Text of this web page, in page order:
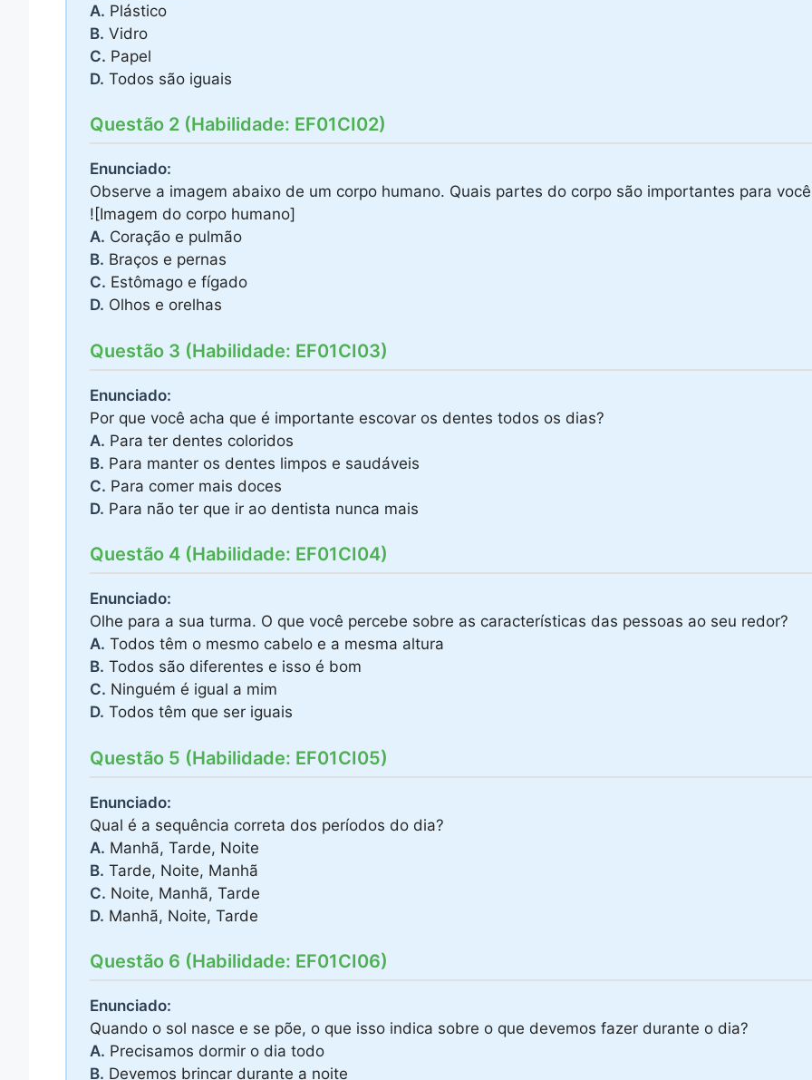
A. Plástico
B. Vidro
C. Papel
D. Todos são iguais
Questão 2 (Habilidade: EF01CI02)
Enunciado:
Observe a imagem abaixo de um corpo humano. Quais partes do corpo são importantes para
![Imagem do corpo humano]
A. Coração e pulmão
B. Braços e pernas
C. Estômago e fígado
D. Olhos e orelhas
Questão 3 (Habilidade: EF01CI03)
Enunciado:
Por que você acha que é importante escovar os dentes todos os dias?
A. Para ter dentes coloridos
B. Para manter os dentes limpos e saudáveis
C. Para comer mais doces
D. Para não ter que ir ao dentista nunca mais
Questão 4 (Habilidade: EF01CI04)
Enunciado:
Olhe para a sua turma. O que você percebe sobre as características das pessoas ao seu redor?
A. Todos têm o mesmo cabelo e a mesma altura
B. Todos são diferentes e isso é bom
C. Ninguém é igual a mim
D. Todos têm que ser iguais
Questão 5 (Habilidade: EF01CI05)
Enunciado:
Qual é a sequência correta dos períodos do dia?
A. Manhã, Tarde, Noite
B. Tarde, Noite, Manhã
C. Noite, Manhã, Tarde
D. Manhã, Noite, Tarde
Questão 6 (Habilidade: EF01CI06)
Enunciado:
Quando o sol nasce e se põe, o que isso indica sobre o que devemos fazer durante o dia?
A. Precisamos dormir o dia todo
B. Devemos brincar durante a noite